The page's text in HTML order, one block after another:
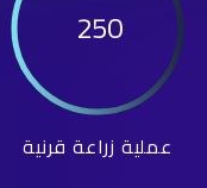
250
عملية زراعة قرنية